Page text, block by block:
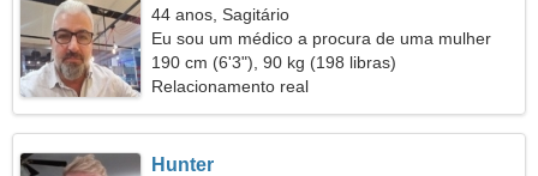
44 anos, Sagitário
Eu sou um médico a procura de uma mulher
atraente
190 cm (6'3"), 90 kg (198 libras)
Relacionamento real
Hunter